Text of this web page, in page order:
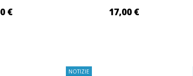
€ 17,00 €
NOTIZIE